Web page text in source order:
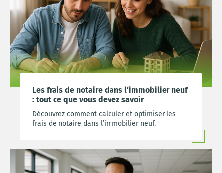
Les frais de notaire dans l’immobilier neuf
: tout ce que vous devez savoir
Découvrez comment calculer et optimiser les
frais de notaire dans l’immobilier neuf.